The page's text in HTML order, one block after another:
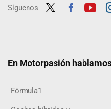
Síguenos
En Motorpasión
Fórmula1